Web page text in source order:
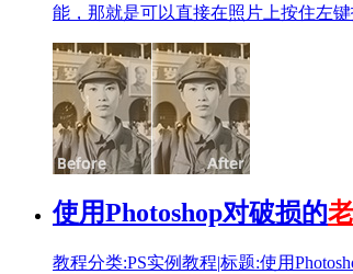
能，那就是可以直接在照片上按住左
使用Photoshop对破损的
教程分类:PS实例教程|标题:使用